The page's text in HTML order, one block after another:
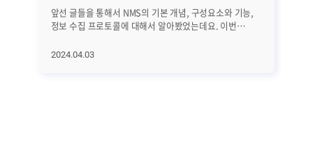
앞선 글들을 통해서 NMS의 기본 개념, 구성요소와 기능,
정보 수집 프로토콜에 대해서 알아봤었는데요. 이번
대해서 자세히 알아보겠습니다. EMS, NPM, 그리고
2024.04.03